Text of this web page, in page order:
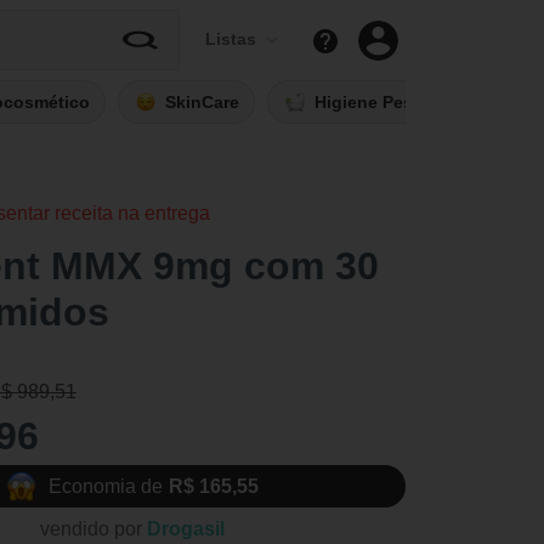
Listas
SkinCare Higiene Pessoal
receita na entrega
MMX 9mg com 30
989,51
Economia de R$ 165,55
vendido por Drogasil